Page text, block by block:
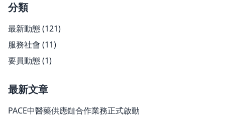
分類
最新動態(121)
服務社會 (11)
要員動態(1)
最新文章
PACE中醫藥供應鏈合作業務正式啟動